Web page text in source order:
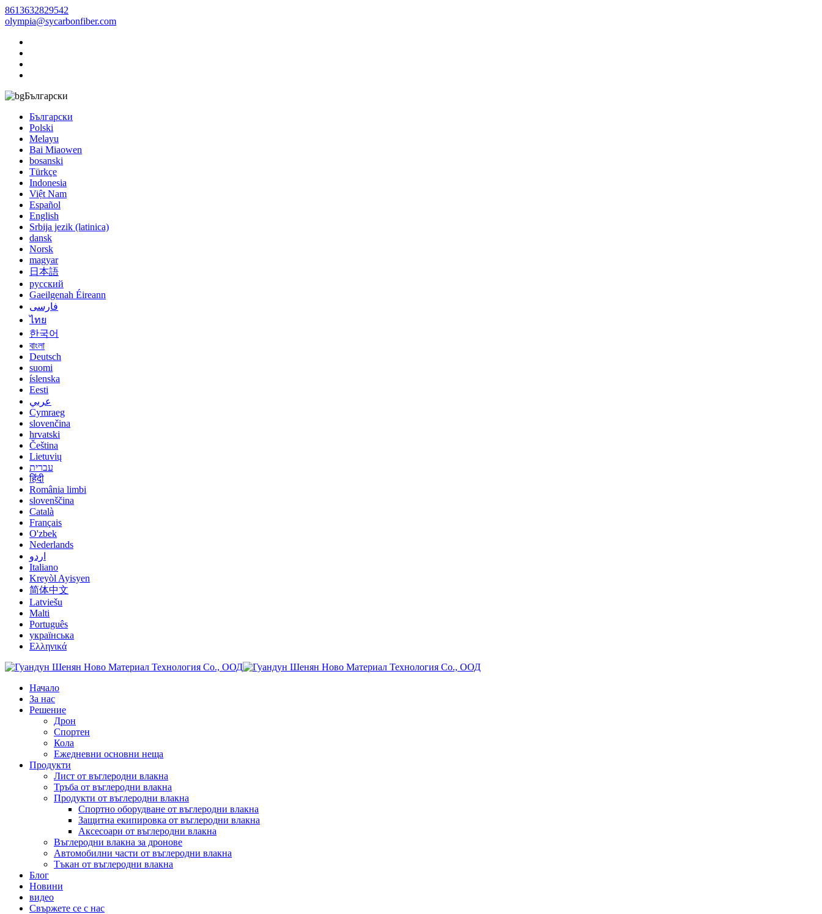
8613632829542
olympia@sycarbonfiber.com
Български
Български
Polski
Melayu
Bai Miaowen
bosanski
Türkçe
Indonesia
Việt Nam
Español
English
Srbija jezik (latinica)
dansk
Norsk
magyar
日本語
русский
Gaeilgenah Éireann
فارسی
ไทย
한국어
বাংলা
Deutsch
suomi
íslenska
Eesti
عربي
Cymraeg
slovenčina
hrvatski
Čeština
Lietuvių
עברית
हिंदी
România limbi
slovenščina
Català
Français
O'zbek
Nederlands
اردو
Italiano
Kreyòl Ayisyen
简体中文
Latviešu
Malti
Português
українська
Ελληνικά
Начало
За нас
Решение
Дрон
Спортен
Кола
Ежедневни основни неща
Продукти
Лист от въглеродни влакна
Тръба от въглеродни влакна
Продукти от въглеродни влакна
Спортно оборудване от въглеродни влакна
Защитна екипировка от въглеродни влакна
Аксесоари от въглеродни влакна
Въглеродни влакна за дронове
Автомобилни части от въглеродни влакна
Тъкан от въглеродни влакна
Блог
Новини
видео
Свържете се с нас